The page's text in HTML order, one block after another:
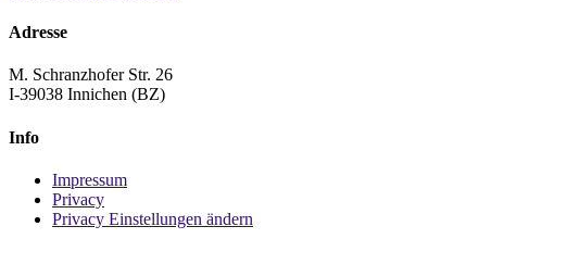
Adresse
M. Schranzhofer Str. 26
I-39038 Innichen (BZ)
Info
Impressum
Privacy
Privacy Einstellungen ändern